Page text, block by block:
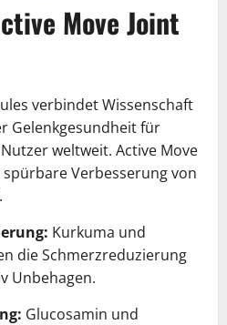
Move Joint
verbindet Wissenschaft
Gelenkgesundheit für
weltweit. Active Move
Verbesserung von
Kurkuma und
die Schmerzreduzierung
Unbehagen.
Glucosamin und